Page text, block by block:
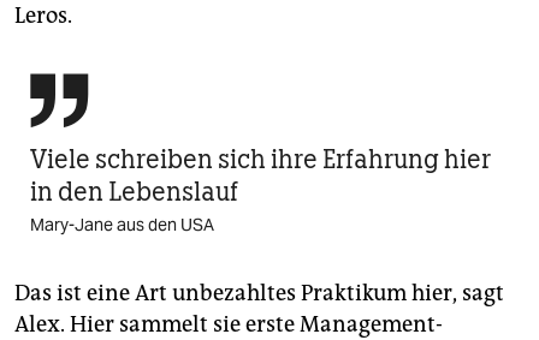
Leros.

Viele schreiben sich ihre Erfahrung hier
in den Lebenslauf
Mary-Jane aus den USA
Das ist eine Art unbezahltes Praktikum hier, sagt
Alex. Hier sammelt sie erste Management-